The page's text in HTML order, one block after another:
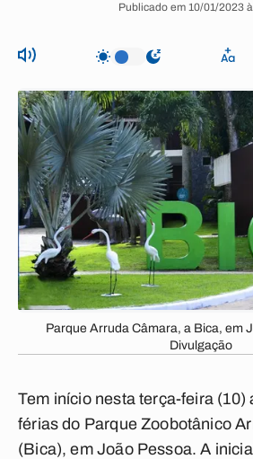
Publicado em 10/01/2023
Parque Arruda Câmara, a Bica, em
Divulgação
Tem início nesta terça-feira (10)
férias do Parque Zoobotânico
(Bica), em João Pessoa. A